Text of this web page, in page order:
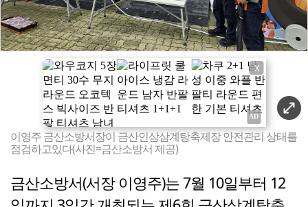
X
이영주 금산소방서장이 금산인삼삼계탕축제장 안전관리 상태를
점검하고있다(사진=금산소방서 제공)
금산소방서(서장 이영주)는 7월 10일부터 12